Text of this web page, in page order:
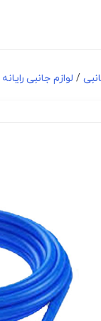
/ لوازم جانبی رایانه